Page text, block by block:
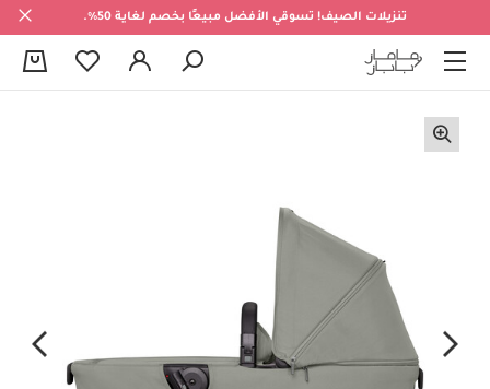
تنزيلات الصيف! تسوقي الأفضل مبيعًا بخصم لغاية 50%.